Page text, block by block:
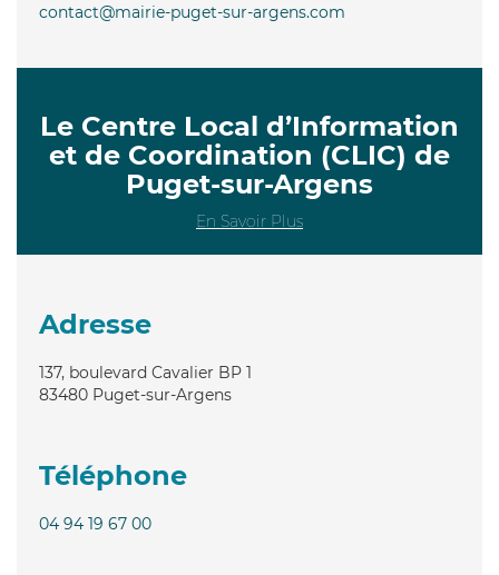
contact@mairie-puget-sur-argens.com
Le Centre Local d’Information
et de Coordination (CLIC) de
Puget-sur-Argens
En Savoir Plus
Adresse
137, boulevard Cavalier BP 1
83480 Puget-sur-Argens
Téléphone
04 94 19 67 00